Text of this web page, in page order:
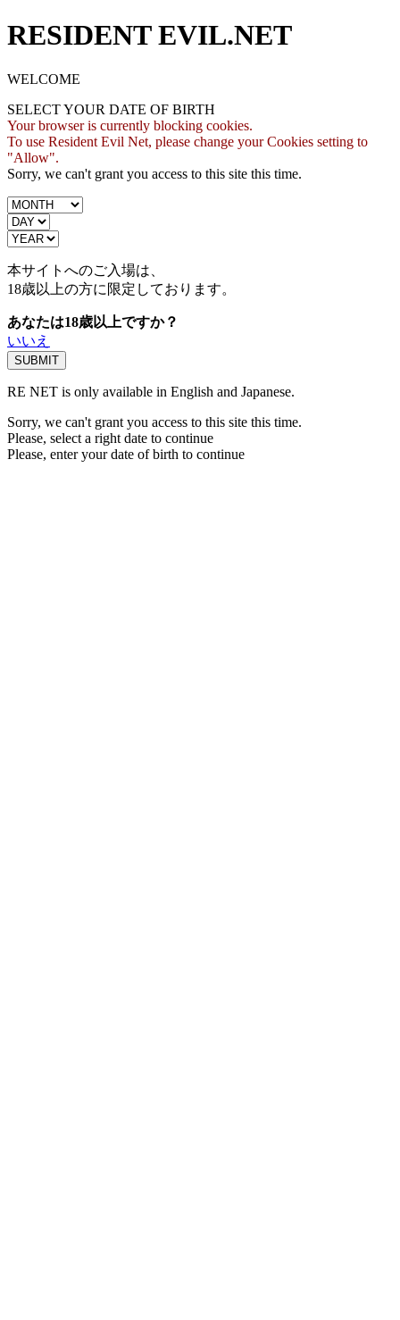
RESIDENT EVIL.NET
WELCOME
SELECT YOUR DATE OF BIRTH
Your browser is currently blocking cookies.
To use Resident Evil Net, please change your Cookies setting to
"Allow".
Sorry, we can't grant you access to this site this time.
本サイトへのご入場は、
18歳以上の方に限定しております。
あなたは18歳以上ですか？
いいえ
RE NET is only available in English and Japanese.
Sorry, we can't grant you access to this site this time.
Please, select a right date to continue
Please, enter your date of birth to continue